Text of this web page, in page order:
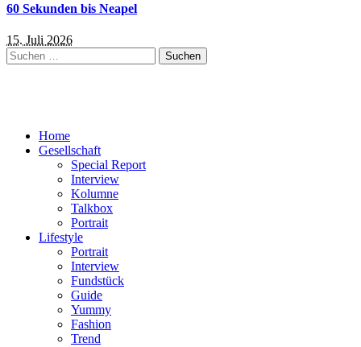
60 Sekunden bis Neapel
15. Juli 2026
Suchen
nach:
Home
Gesellschaft
Special Report
Interview
Kolumne
Talkbox
Portrait
Lifestyle
Portrait
Interview
Fundstück
Guide
Yummy
Fashion
Trend